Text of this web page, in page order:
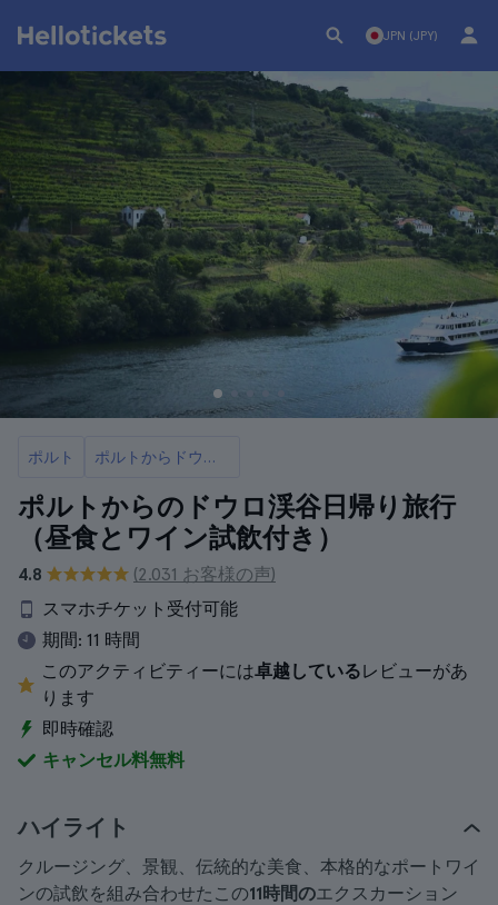
JPN (JPY)
ポルト ポルトからドウロ渓谷への日帰りツアー9選
ポルトからのドウロ渓谷日帰り旅行
（昼食とワイン試飲付き）
4.8
(2.031 お客様の声)
スマホチケット受付可能
期間: 11 時間
このアクティビティーには卓越しているレビューがあ
ります
即時確認
キャンセル料無料
ハイライト
クルージング、景観、伝統的な美食、本格的なポートワイ
ンの試飲を組み合わせたこの11時間のエクスカーション